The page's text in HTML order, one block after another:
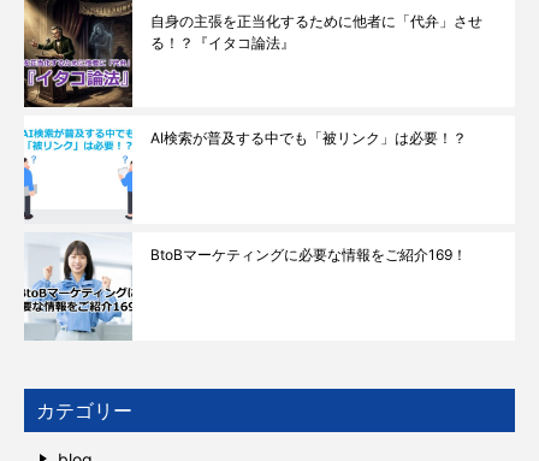
自身の主張を正当化するために他者に「代弁」させ
る！？『イタコ論法』
AI検索が普及する中でも「被リンク」は必要！？
BtoBマーケティングに必要な情報をご紹介169！
カテゴリー